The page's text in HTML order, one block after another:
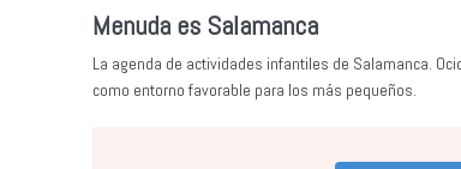
Menuda es Salamanca
La agenda de actividades infantiles de Salamanca.
como entorno favorable para los más pequeños.